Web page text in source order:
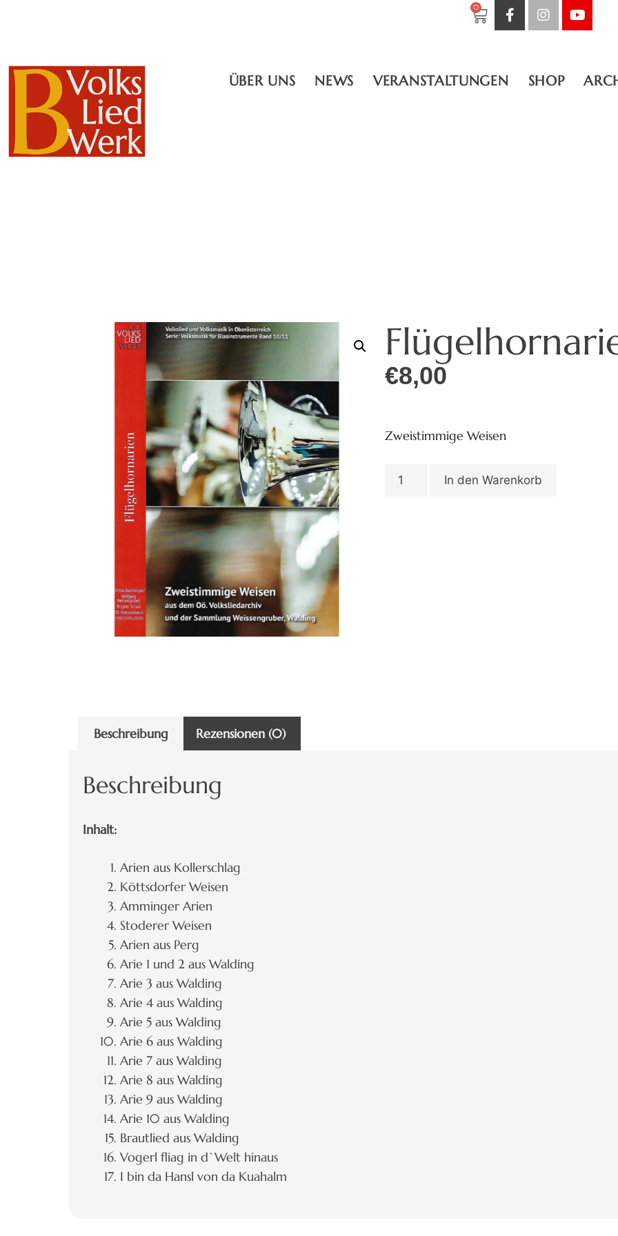
0
ÜBER UNS NEWS VERANSTALTUNGEN SHOP
€8,00
Zweistimmige Weisen
In den Warenkorb
Beschreibung Rezensionen (0)
Beschreibung
Inhalt:
Arien aus Kollerschlag
Köttsdorfer Weisen
Amminger Arien
Stoderer Weisen
Arien aus Perg
Arie 1 und 2 aus Walding
Arie 3 aus Walding
Arie 4 aus Walding
Arie 5 aus Walding
Arie 6 aus Walding
Arie 7 aus Walding
Arie 8 aus Walding
Arie 9 aus Walding
Arie 10 aus Walding
Brautlied aus Walding
Vogerl fliag in d`Welt hinaus
I bin da Hansl von da Kuahalm